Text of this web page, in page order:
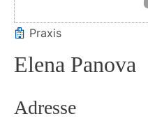
Praxis
Elena Panova
Adresse